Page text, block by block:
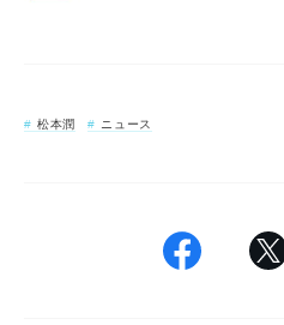
松本潤 ニュース